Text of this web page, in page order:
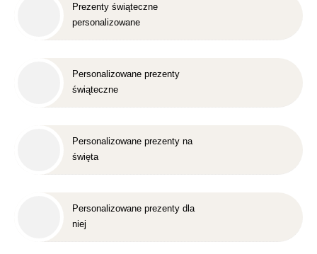
Prezenty świąteczne
personalizowane
Personalizowane prezenty
świąteczne
Personalizowane prezenty na
święta
Personalizowane prezenty dla
niej